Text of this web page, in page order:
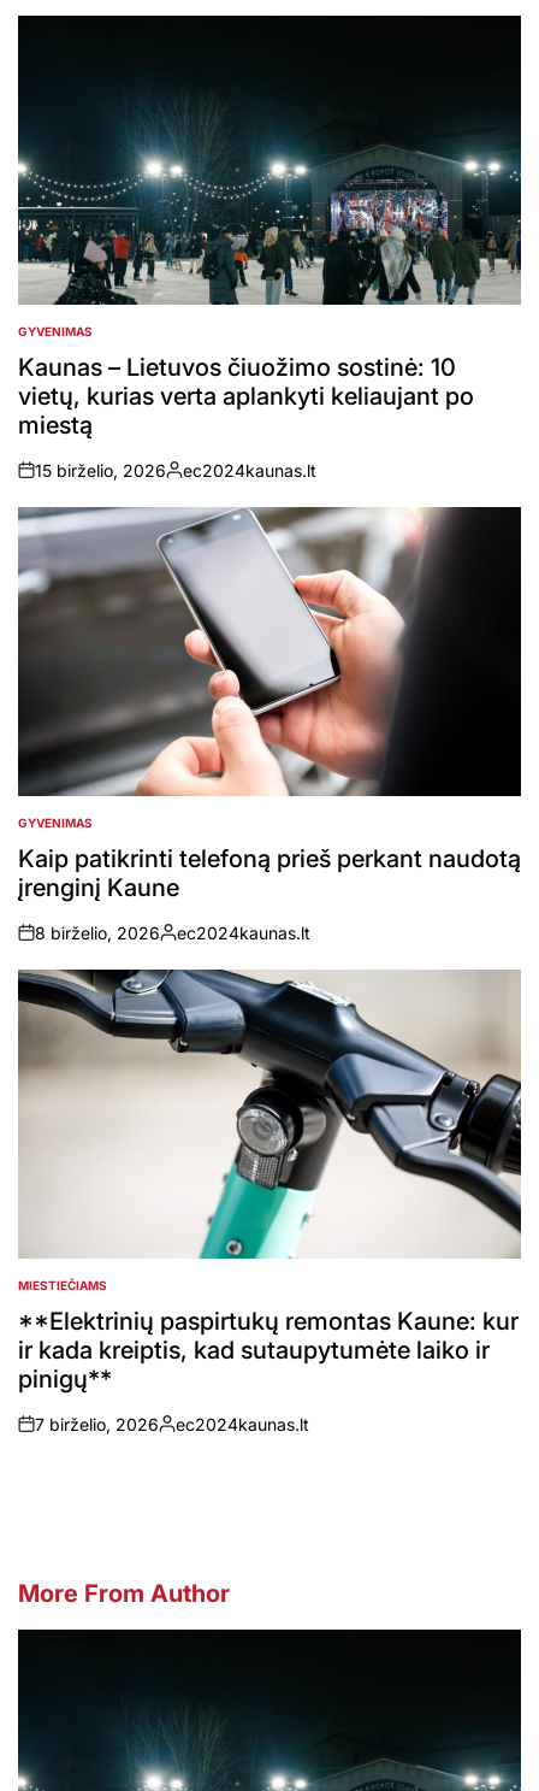
POSTED
IN
GYVENIMAS
Kaunas – Lietuvos čiuožimo sostinė: 10
vietų, kurias verta aplankyti keliaujant po
miestą
on
15 birželio, 2026
Posted
by
ec2024kaunas.lt
POSTED
IN
GYVENIMAS
Kaip patikrinti telefoną prieš perkant naudotą
įrenginį Kaune
on
8 birželio, 2026
Posted
by
ec2024kaunas.lt
POSTED
MIESTIEČIAMS
**Elektrinių paspirtukų remontas Kaune: kur
ir kada kreiptis, kad sutaupytumėte laiko ir
pinigų**
on
7 birželio, 2026
Posted
ec2024kaunas.lt
More From Author